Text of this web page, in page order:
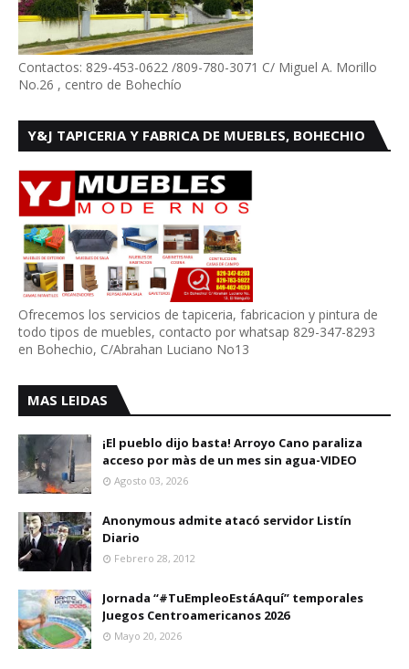
Contactos: 829-453-0622 /809-780-3071 C/ Miguel A. Morillo
No.26 , centro de Bohechío
Y&J TAPICERIA Y FABRICA DE MUEBLES, BOHECHIO
Ofrecemos los servicios de tapiceria, fabricacion y pintura de
todo tipos de muebles, contacto por whatsap 829-347-8293
en Bohechio, C/Abrahan Luciano No13
MAS LEIDAS
¡El pueblo dijo basta! Arroyo Cano paraliza
acceso por màs de un mes sin agua-VIDEO
Agosto 03, 2026
Anonymous admite atacó servidor Listín
Diario
Febrero 28, 2012
Jornada “#TuEmpleoEstáAquí” temporales
Juegos Centroamericanos 2026
Mayo 20, 2026